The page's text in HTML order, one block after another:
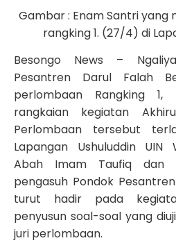
Gambar : Enam Santri yang
rangking 1. (27/4) di
Besongo News –
Pesantren Darul Falah
perlombaan Rangking
rangkaian kegiatan
Perlombaan tersebut
Lapangan Ushuluddin UIN
Abah Imam Taufiq dan
pengasuh Pondok
turut hadir pada
penyusun soal-soal yang
juri perlombaan.